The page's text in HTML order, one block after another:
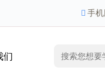
手机
们